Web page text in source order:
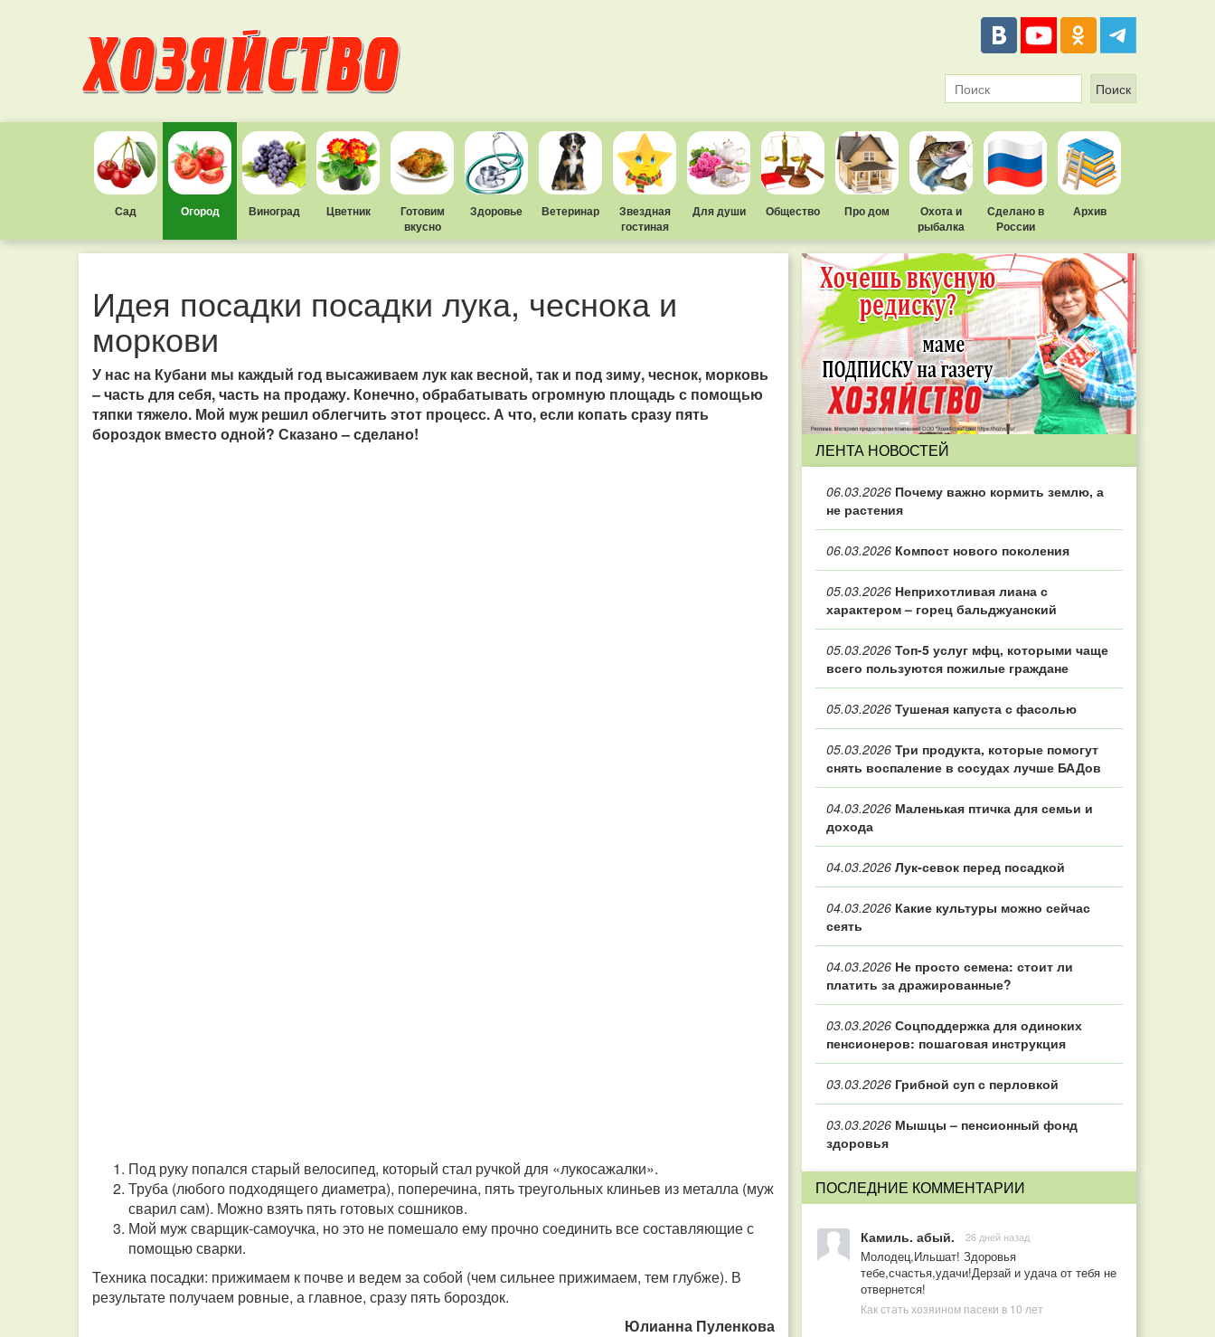
Сад Огород Виноград Цветник
Готовим
вкусно
Здоровье Ветеринар
Звездная
гостиная
Для души Общество Про дом
Охота и
рыбалка
Сделано в
России
Архив
Идея посадки посадки лука, чеснока и
моркови
У нас на Кубани мы каждый год высаживаем лук как весной, так и под зиму, чеснок, морковь
– часть для себя, часть на продажу. Конечно, обрабатывать огромную площадь с помощью
тяпки тяжело. Мой муж решил облегчить этот процесс. А что, если копать сразу пять
бороздок вместо одной? Сказано – сделано!
Под руку попался старый велосипед, который стал ручкой для «лукосажалки».
Труба (любого подходящего диаметра), поперечина, пять треугольных клиньев из металла (муж
сварил сам). Можно взять пять готовых сошников.
Мой муж сварщик-самоучка, но это не помешало ему прочно соединить все составляющие с
помощью сварки.
Техника посадки: прижимаем к почве и ведем за собой (чем сильнее прижимаем, тем глубже). В
результате получаем ровные, а главное, сразу пять бороздок.
Юлианна Пуленкова
ЛЕНТА НОВОСТЕЙ
06.03.2026 Почему важно кормить землю, а
не растения
06.03.2026 Компост нового поколения
05.03.2026 Неприхотливая лиана с
характером – горец бальджуанский
05.03.2026 Топ‑5 услуг мфц, которыми чаще
всего пользуются пожилые граждане
05.03.2026 Тушеная капуста с фасолью
05.03.2026 Три продукта, которые помогут
снять воспаление в сосудах лучше БАДов
04.03.2026 Маленькая птичка для семьи и
дохода
04.03.2026 Лук-севок перед посадкой
04.03.2026 Какие культуры можно сейчас
сеять
04.03.2026 Не просто семена: стоит ли
платить за дражированные?
03.03.2026 Соцподдержка для одиноких
пенсионеров: пошаговая инструкция
03.03.2026 Грибной суп с перловкой
03.03.2026 Мышцы – пенсионный фонд
здоровья
ПОСЛЕДНИЕ КОММЕНТАРИИ
Камиль. абый. 26 дней назад
Молодец,Ильшат! Здоровья
тебе,счастья,удачи!Дерзай и удача от тебя не
отвернется!
Как стать хозяином пасеки в 10 лет